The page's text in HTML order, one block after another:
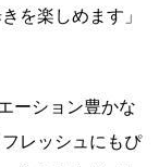
を楽しめます」
ーション豊かな
レッシュにもぴ